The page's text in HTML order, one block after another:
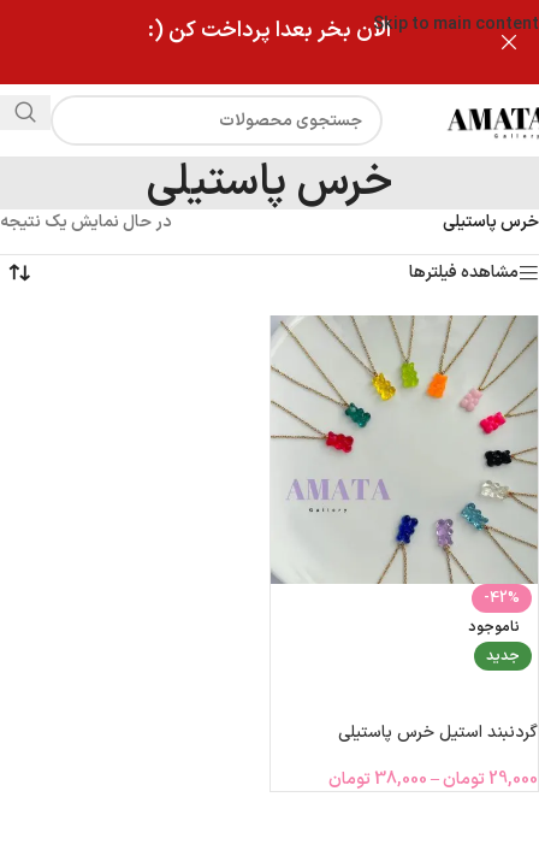
Skip to main contentالان بخر بعدا پرداخت کن (:
خرس پاستیلی
خرس پاستیلی
در حال نمایش یک نتیجه
مشاهده فیلترها
-42%
ناموجود
جدید
گردنبند استیل خرس پاستیلی
29,000 تومان–
38,000 تومان